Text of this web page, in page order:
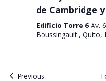
de Cambridge
Edificio Torre 6 Av.
Boussingault., Quito,
PreviousEvents